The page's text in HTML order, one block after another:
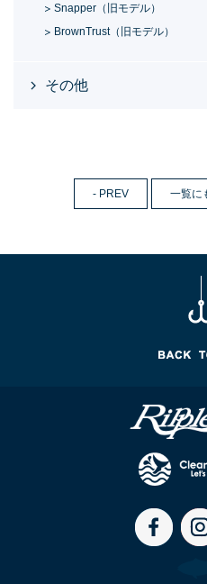
Snapper（旧モデル）
BrownTrust（旧モデル）
その他
- PREV 一覧に